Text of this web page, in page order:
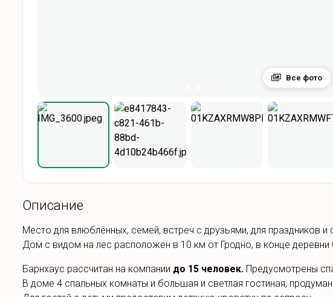
Все фото
Описание
Место для влюблённых, семей, встреч с друзьями, для праздников и
Дом с видом на лес расположен в 10 км от Гродно, в конце деревни
Барнхаус рассчитан на компании до 15 человек. Предусмотрены
В доме 4 спальных комнаты и большая и светлая гостиная,